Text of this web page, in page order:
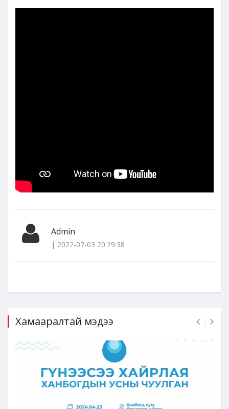
Admin
| 2022-07-03 20:29:38
Хамааралтай мэдээ